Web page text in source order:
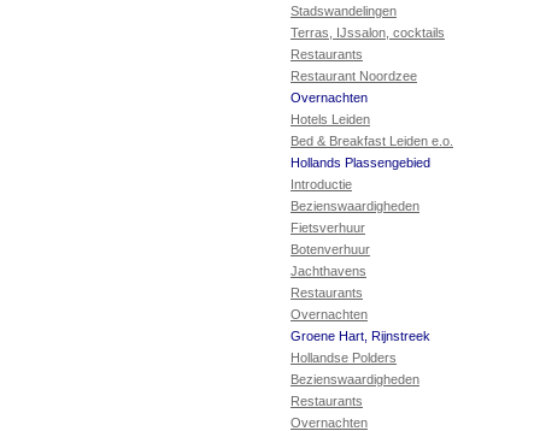
Stadswandelingen
Terras, IJssalon, cocktails
Restaurants
Restaurant Noordzee
Overnachten
Hotels Leiden
Bed & Breakfast Leiden e.o.
Hollands Plassengebied
Introductie
Bezienswaardigheden
Fietsverhuur
Botenverhuur
Jachthavens
Restaurants
Overnachten
Groene Hart, Rijnstreek
Hollandse Polders
Bezienswaardigheden
Restaurants
Overnachten